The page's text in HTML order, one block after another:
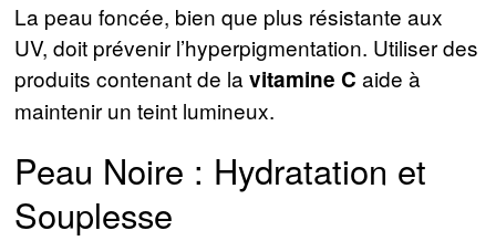
La peau foncée, bien que plus résistante aux
UV, doit prévenir l’hyperpigmentation. Utiliser des
produits contenant de lavitamine C aide à
maintenir un teint lumineux.
Peau Noire : Hydratation et
Souplesse